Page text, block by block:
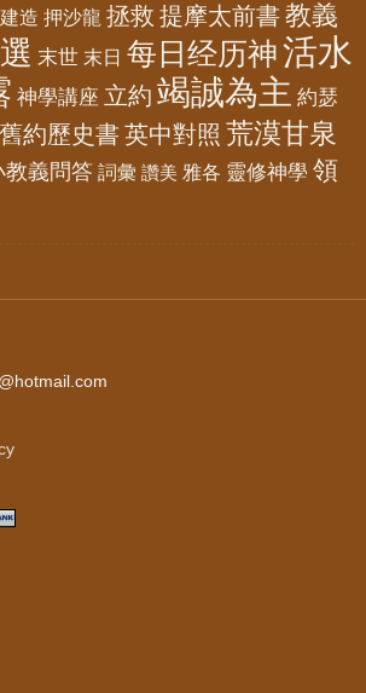
建造 押沙龍 拯救 提摩太前書 教義
末世 末日 每日经历神活水
神學講座 立約 竭誠為主 約瑟
舊約歷史書 英中對照 荒漠甘泉
教義問答 詞彙 讚美 雅各 靈修神學 領